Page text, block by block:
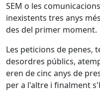
SEM o les
inexistents tres anys
des del primer moment.
Les peticions de penes,
desordres públics,
eren de cinc anys de
per a l'altre i finalment